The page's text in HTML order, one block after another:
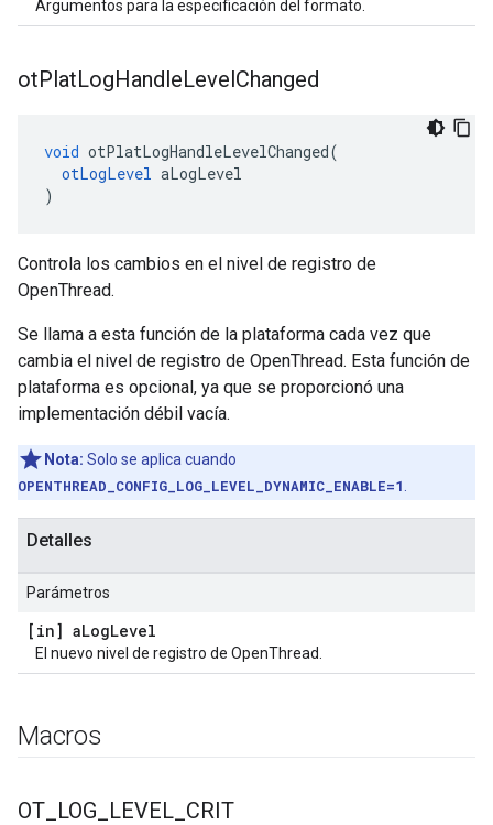
Argumentos para la especificación del formato.
otPlatLogHandleLevelChanged
void otPlatLogHandleLevelChanged(
otLogLevel aLogLevel
)
Controla los cambios en el nivel de registro de
OpenThread.
Se llama a esta función de la plataforma cada vez que
cambia el nivel de registro de OpenThread. Esta función de
plataforma es opcional, ya que se proporcionó una
implementación débil vacía.
Nota: Solo se aplica cuando
OPENTHREAD_CONFIG_LOG_LEVEL_DYNAMIC_ENABLE=1
Detalles
Parámetros
[in] aLogLevel
El nuevo nivel de registro de OpenThread.
Macros
OT LOG LEVEL CRIT